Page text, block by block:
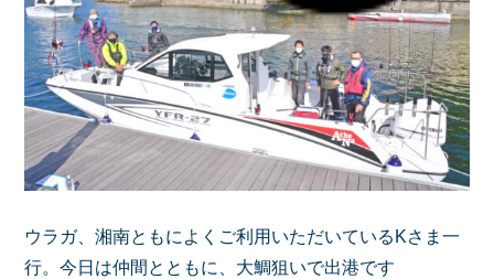
ウラガ、湘南ともによくご利用いただいているKさま一
行。今日は仲間とともに、大鯛狙いで出港です